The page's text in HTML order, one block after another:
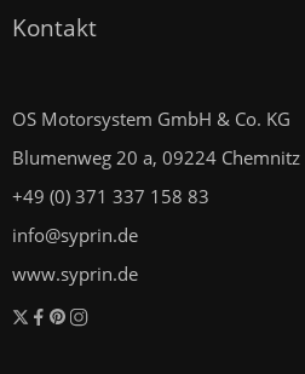
Kontakt
OS Motorsystem GmbH & Co. KG
Blumenweg 20 a, 09224 Chemnitz
+49 (0) 371 337 158 83
info@syprin.de
www.syprin.de